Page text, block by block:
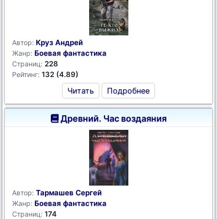
Автор: Круз Андрей
Жанр: Боевая фантастика
Страниц: 228
Рейтинг: 132 (4.89)
Читать Подробнее
Древний. Час воздаяния
Автор: Тармашев Сергей
Жанр: Боевая фантастика
Страниц: 174